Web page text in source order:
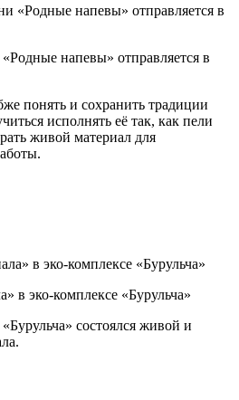
напевы» отправляется в
понять и сохранить традиции
исполнять её так, как пели
живой материал для
в эко-комплексе «Бурульча»
состоялся живой и